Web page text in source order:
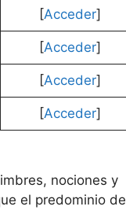
[Acceder]
[Acceder]
[Acceder]
[Acceder]
nociones y
el predominio de